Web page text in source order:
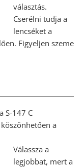
választás.
Cserélni tudja a
lencséket a
Figyeljen szeme
S-147 C
a
Válassza a
legjobbat, mert a